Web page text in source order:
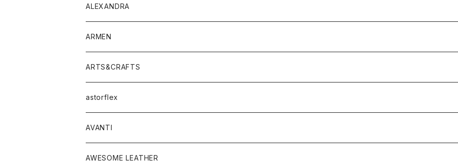
Tシャツ
シャツ
ボトムス
トップス
Tシャツ・カットソー
シャツ・ブラウス
ボトムス
パンツ
スカート
ワンピース・オールインワン
バッグ
シューズ
アクセサリー
ALEXANDRA
ARMEN
アウター
コート
ジャケット
トップス
ベスト
シャツ
ワンピース
ボトム
ARTS&CRAFTS
アクセサリー
ウォレット
バッグ
astorflex
グッズ
靴
AVANTI
シャツ
AWESOME LEATHER